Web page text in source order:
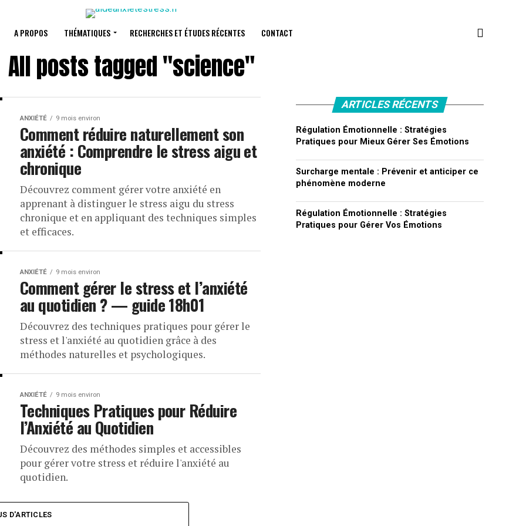
A PROPOS THÉMATIQUES RECHERCHES ET ÉTUDES RÉCENTES CONTACT
All posts tagged "science"
ANXIÉTÉ 9 mois environ
Comment réduire naturellement son
anxiété : Comprendre le stress aigu et
chronique
Découvrez comment gérer votre anxiété en
apprenant à distinguer le stress aigu du stress
chronique et en appliquant des techniques simples
et efficaces.
ANXIÉTÉ 9 mois environ
Comment gérer le stress et l’anxiété
au quotidien ? — guide 18h01
Découvrez des techniques pratiques pour gérer le
stress et l'anxiété au quotidien grâce à des
méthodes naturelles et psychologiques.
ANXIÉTÉ 9 mois environ
Techniques Pratiques pour Réduire
l’Anxiété au Quotidien
Découvrez des méthodes simples et accessibles
pour gérer votre stress et réduire l'anxiété au
quotidien.
D'ARTICLES
ARTICLES RÉCENTS
Régulation Émotionnelle : Stratégies
Pratiques pour Mieux Gérer Ses Émotions
Surcharge mentale : Prévenir et anticiper ce
phénomène moderne
Régulation Émotionnelle : Stratégies
Pratiques pour Gérer Vos Émotions